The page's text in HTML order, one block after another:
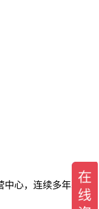
中心，连续多年获得